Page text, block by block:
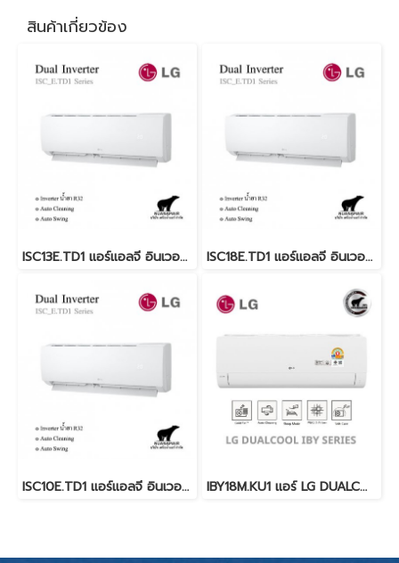
สินค้าเกี่ยวข้อง
ISC13E.TD1 แอร์แอลจี อินเวอร์เตอร์ น้ำยา R32 12,000 BTU. (LG Inverter New 2024) พร้อมบริการติดตั้ง ISC18E.TD1 แอร์แอลจี อินเวอร์เตอร์ น้ำยา R32 18,000 BTU. (LG Inverter) พร้อมบริการติดตั้ง
ISC10E.TD1 แอร์แอลจี อินเวอร์เตอร์ น้ำยา R32 9,000 BTU. (LG Inverter) พร้อมบริการติดตั้ง IBY18M.KU1 แอร์ LG DUALCOOL IBY แอร์แอลจี อินเวอร์เตอร์ น้ำยา R32 18000 BTU. พร้อมบริการติดตั้ง